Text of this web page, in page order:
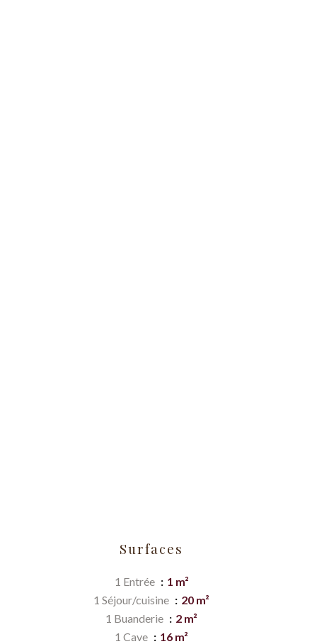
Surfaces
1 Entrée
1 m²
1 Séjour/cuisine
20 m²
1 Buanderie
2 m²
1 Cave
16 m²